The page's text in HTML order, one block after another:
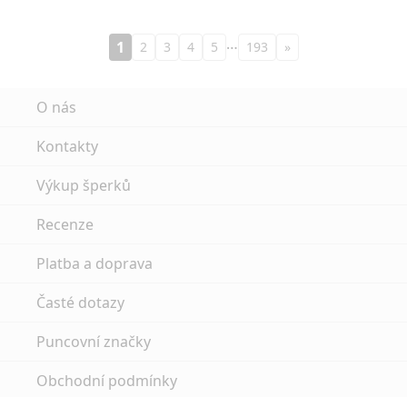
1 2 3 4 5 … 193 »
O nás
Kontakty
Výkup šperků
Recenze
Platba a doprava
Časté dotazy
Puncovní značky
Obchodní podmínky